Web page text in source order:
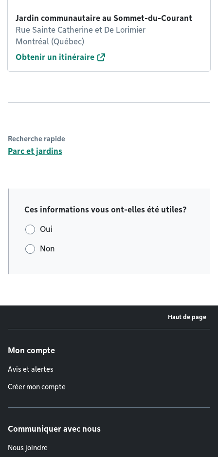
Jardin communautaire au Sommet-du-Courant
Rue Sainte Catherine et De Lorimier
Montréal (Québec)
Obtenir un itinéraire
Recherche rapide
Parc et jardins
Ces informations vous ont-elles été utiles?
Oui
Non
Haut de page
Mon compte
Avis et alertes
Créer mon compte
Communiquer avec nous
Nous joindre